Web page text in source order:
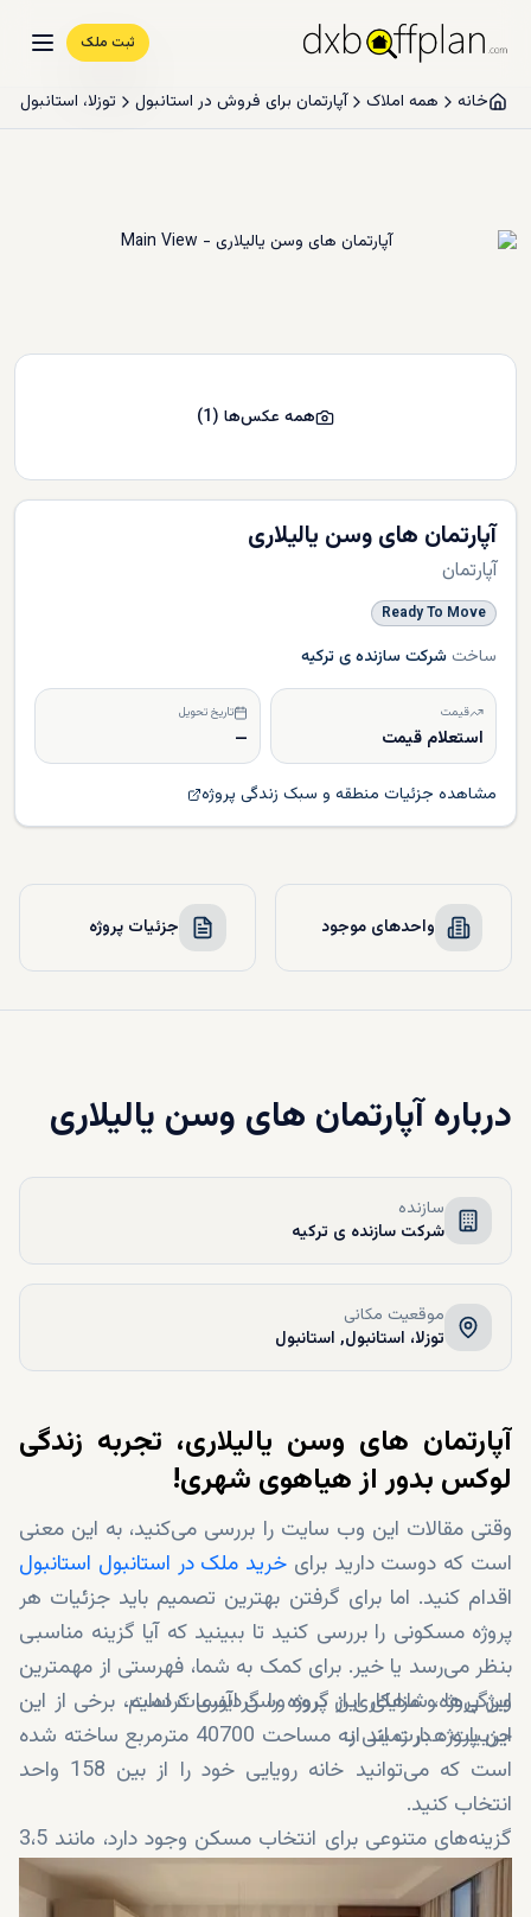
ثبت ملک
خانه همه املاک آپارتمان برای فروش در استانبول توزلا، استانبول
آپارتمان های وسن یالیلاری
آپارتمان
Ready To Move
ساخت شرکت سازنده ی ترکیه
قیمت
استعلام قیمت
تاریخ تحویل
—
مشاهده جزئیات منطقه و سبک زندگی پروژه
همه عکس‌ها (
1
)
واحدهای موجود جزئیات پروژه
دربارهآپارتمان های وسن یالیلاری
سازنده
شرکت سازنده ی ترکیه
موقعیت مکانی
توزلا، استانبول, استانبول
آپارتمان های وسن یالیلاری، تجربه زندگی
لوکس بدور از هیاهوی شهری!
وقتی مقالات این وب سایت را بررسی می‌کنید، به این معنی
است که دوست دارید برای خرید ملک در استانبول استانبول
اقدام کنید. اما برای گرفتن بهترین تصمیم باید جزئیات هر
پروژه مسکونی را بررسی کنید تا ببینید که آیا گزینه مناسبی
بنظر می‌رسد یا خیر. برای کمک به شما، فهرستی از مهمترین
ویژگی‌ها و مزایای این پروژه را گردآوری کرده‌ایم، برخی از این
جزییات عبارت اند از:
این پروژه، شاهکاری از گروه وسن اینسات است.
این پروژه در زمینی به مساحت 40700 مترمربع ساخته شده
است که می‌توانید خانه رویایی خود را از بین 158 واحد
انتخاب کنید.
گزینه‌های متنوعی برای انتخاب مسکن وجود دارد، مانند 3،5
+ 1، 4،5 + 1، و 5،5 + 1
در یک مکان ایده آل در نزدیکی ساحل واقع شده است.